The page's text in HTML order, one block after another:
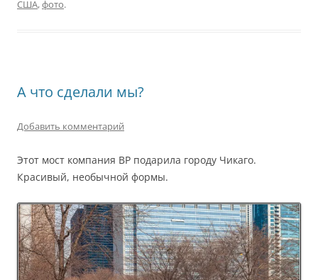
США,фото.
А что сделали мы?
Добавить комментарий
Этот мост компания BP подарила городу Чикаго.
Красивый, необычной формы.